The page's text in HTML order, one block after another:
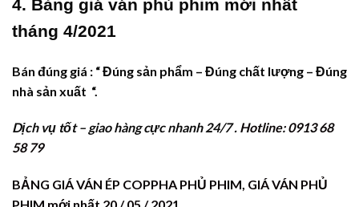
4. Bảng giá ván phủ phim mới nhất
tháng 4/2021
Bán đúng giá : “ Đúng sản phẩm – Đúng chất lượng – Đúng
nhà sản xuất “.
Dịch vụ tốt – giao hàng cực nhanh 24/7 . Hotline: 0913 68
58 79
BẢNG GIÁ VÁN ÉP COPPHA PHỦ PHIM, GIÁ VÁN PHỦ